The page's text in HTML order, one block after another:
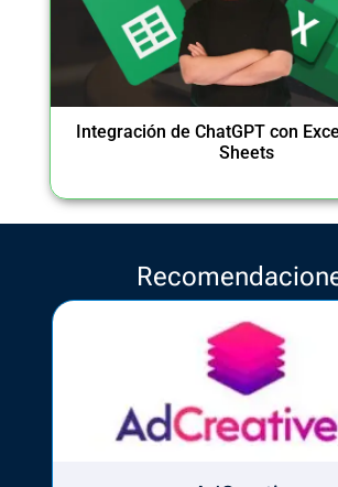
Integración de ChatGPT con
Sheets